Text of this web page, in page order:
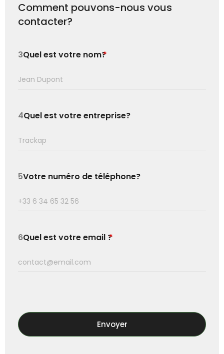
Comment pouvons-nous vous
contacter?
3Quel est votre nom?
*
4Quel est votre entreprise?
5Votre numéro de téléphone?
6Quel est votre email ?
*